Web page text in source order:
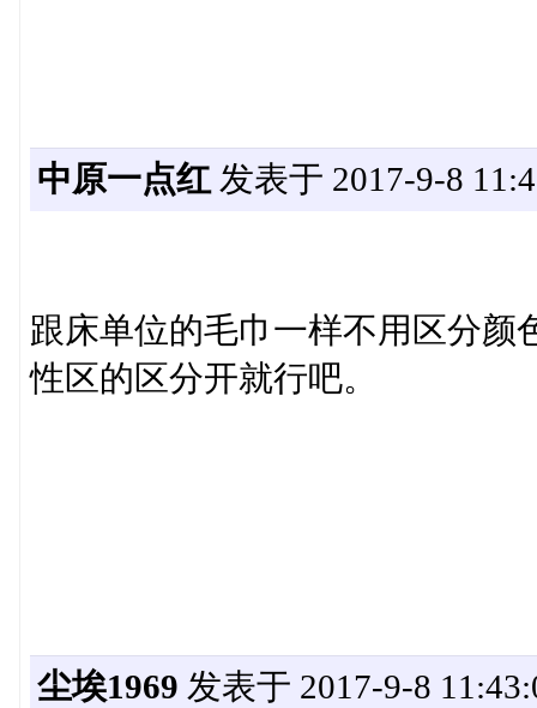
中原一点红 发表于 2017-9-8
跟床单位的毛巾一样不用区分颜
性区的区分开就行吧。
尘埃1969 发表于 2017-9-8